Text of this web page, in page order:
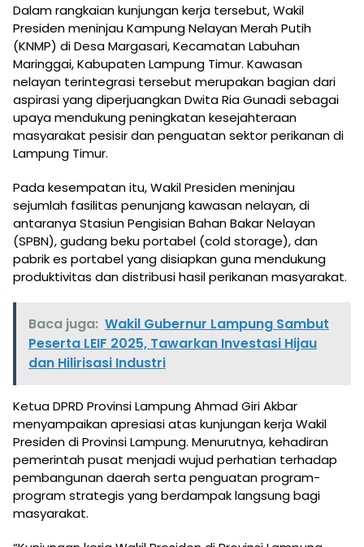
Dalam rangkaian kunjungan kerja tersebut, Wakil
Presiden meninjau Kampung Nelayan Merah Putih
(KNMP) di Desa Margasari, Kecamatan Labuhan
Maringgai, Kabupaten Lampung Timur. Kawasan
nelayan terintegrasi tersebut merupakan bagian dari
aspirasi yang diperjuangkan Dwita Ria Gunadi sebagai
upaya mendukung peningkatan kesejahteraan
masyarakat pesisir dan penguatan sektor perikanan di
Lampung Timur.
Pada kesempatan itu, Wakil Presiden meninjau
sejumlah fasilitas penunjang kawasan nelayan, di
antaranya Stasiun Pengisian Bahan Bakar Nelayan
(SPBN), gudang beku portabel (cold storage), dan
pabrik es portabel yang disiapkan guna mendukung
produktivitas dan distribusi hasil perikanan masyarakat.
Baca juga: Wakil Gubernur Lampung Sambut
Peserta LEIF 2025, Tawarkan Investasi Hijau
dan Hilirisasi Industri
Ketua DPRD Provinsi Lampung Ahmad Giri Akbar
menyampaikan apresiasi atas kunjungan kerja Wakil
Presiden di Provinsi Lampung. Menurutnya, kehadiran
pemerintah pusat menjadi wujud perhatian terhadap
pembangunan daerah serta penguatan program-
program strategis yang berdampak langsung bagi
masyarakat.